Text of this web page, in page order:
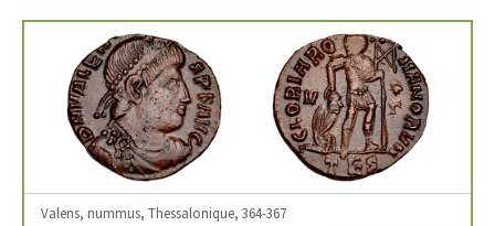
Valens, nummus, Thessalonique, 364-367